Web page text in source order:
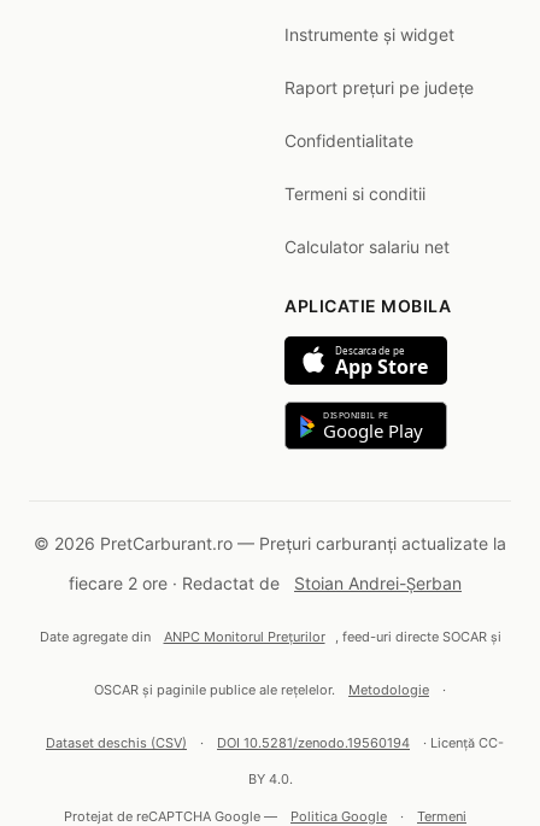
Instrumente și widget
Raport prețuri pe județe
Confidentialitate
Termeni si conditii
Calculator salariu net
APLICATIE MOBILA
Descarca de pe
App Store
DISPONIBIL PE
Google Play
© 2026 PretCarburant.ro — Prețuri carburanți actualizate la
fiecare 2 ore · Redactat de
Stoian Andrei-Șerban
Date agregate din ANPC Monitorul Prețurilor , feed-uri directe SOCAR și
OSCAR și paginile publice ale rețelelor. Metodologie ·
Dataset deschis (CSV) · DOI 10.5281/zenodo.19560194 · Licență CC-
BY 4.0.
Protejat de reCAPTCHA Google — Politica Google · Termeni